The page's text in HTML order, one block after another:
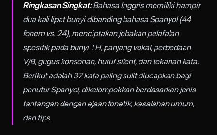
Ringkasan Singkat:Bahasa Inggris memiliki hampir
dua kali lipat bunyi dibanding bahasa Spanyol (44
fonem vs. 24), menciptakan jebakan pelafalan
spesifik pada bunyi TH, panjang vokal, perbedaan
V/B, gugus konsonan, huruf silent, dan tekanan kata.
Berikut adalah 37 kata paling sulit diucapkan bagi
penutur Spanyol, dikelompokkan berdasarkan jenis
tantangan dengan ejaan fonetik, kesalahan umum,
dan tips.